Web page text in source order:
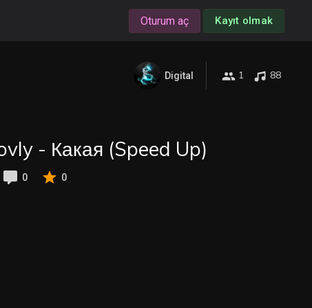
Oturum aç Kayıt olmak
Digital 1 88
- Какая (Speed Up)
0 0